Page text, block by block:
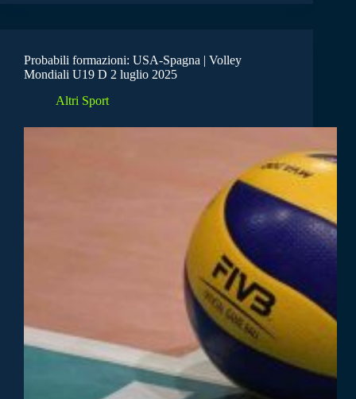
Probabili formazioni: USA-Spagna | Volley
Mondiali U19 D 2 luglio 2025
Altri Sport